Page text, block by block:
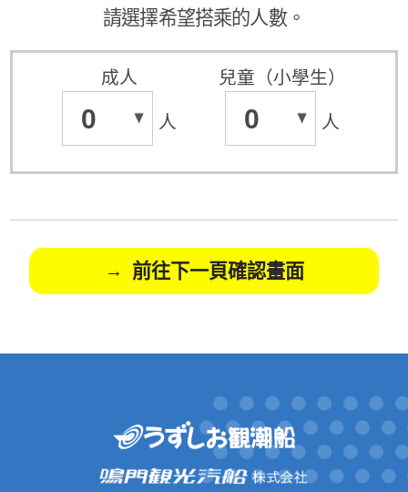
請選擇希望搭乘的人數。
成人
0 人
兒童（小學生）
0 人
前往下一頁確認畫面